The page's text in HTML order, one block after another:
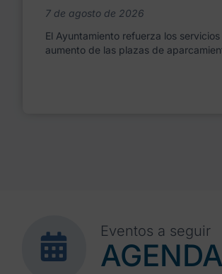
7 de agosto de 2026
El Ayuntamiento refuerza los
aumento de las plazas de
Eventos a seguir
AGENDA